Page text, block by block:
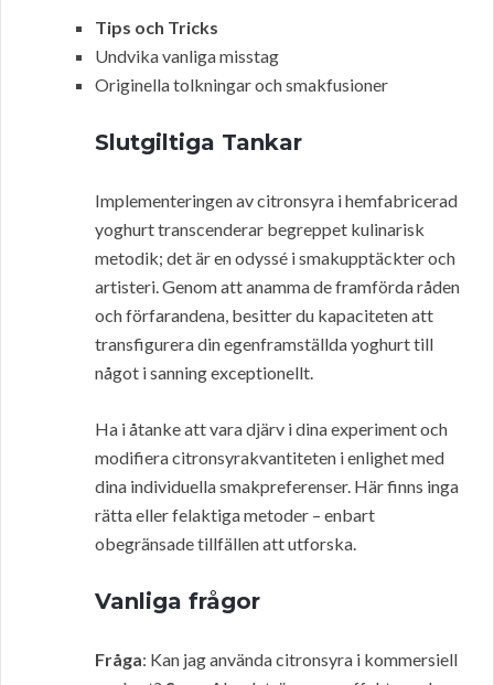
Tips och Tricks
Undvika vanliga misstag
Originella tolkningar och smakfusioner
Slutgiltiga Tankar
Implementeringen av citronsyra i hemfabricerad
yoghurt transcenderar begreppet kulinarisk
metodik; det är en odyssé i smakupptäckter och
artisteri. Genom att anamma de framförda råden
och förfarandena, besitter du kapaciteten att
transfigurera din egenframställda yoghurt till
något i sanning exceptionellt.
Ha i åtanke att vara djärv i dina experiment och
modifiera citronsyrakvantiteten i enlighet med
dina individuella smakpreferenser. Här finns inga
rätta eller felaktiga metoder – enbart
obegränsade tillfällen att utforska.
Vanliga frågor
Fråga: Kan jag använda citronsyra i kommersiell